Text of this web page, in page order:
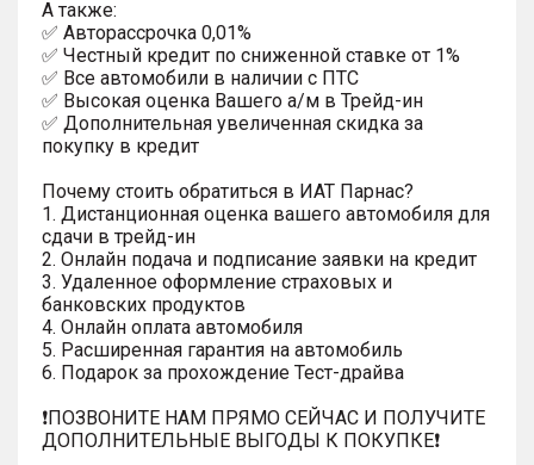
A тaкжe:
✅ Автopаcсpочка 0,01%
✅ Честный кредит по сниженной ставке от 1%
✅ Все автомобили в наличии с ПТС
✅ Высокая оценка Вашего а/м в Трейд-ин
✅ Дополнительная увеличенная скидка за
покупку в кредит
Почему стоить обратиться в ИАТ Парнас?
1. Дистанционная оценка вашего автомобиля для
сдачи в трейд-ин
2. Онлайн подача и подписание заявки на кредит
3. Удаленное оформление страховых и
банковских продуктов
4. Онлайн оплата автомобиля
5. Расширенная гарантия на автомобиль
6. Подарок за прохождение Тест-драйва
❗️ПОЗВОНИТЕ НАМ ПРЯМО СЕЙЧАС И ПОЛУЧИТЕ
ДОПОЛНИТЕЛЬНЫЕ ВЫГОДЫ К ПОКУПКЕ❗